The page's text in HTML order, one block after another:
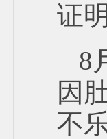
证
8
因
不